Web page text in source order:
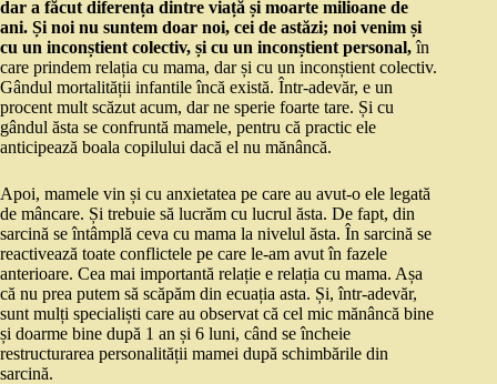
dar a făcut diferența dintre viață și moarte milioane de
ani. Și noi nu suntem doar noi, cei de astăzi; noi venim și
cu un inconștient colectiv, și cu un inconștient personal,în
care prindem relația cu mama, dar și cu un inconștient colectiv.
Gândul mortalității infantile încă există. Într-adevăr, e un
procent mult scăzut acum, dar ne sperie foarte tare. Și cu
gândul ăsta se confruntă mamele, pentru că practic ele
anticipează boala copilului dacă el nu mănâncă.
Apoi, mamele vin și cu anxietatea pe care au avut-o ele legată
de mâncare. Și trebuie să lucrăm cu lucrul ăsta. De fapt, din
sarcină se întâmplă ceva cu mama la nivelul ăsta. În sarcină se
reactivează toate conflictele pe care le-am avut în fazele
anterioare. Cea mai importantă relație e relația cu mama. Așa
că nu prea putem să scăpăm din ecuația asta. Și, într-adevăr,
sunt mulți specialiști care au observat că cel mic mănâncă bine
și doarme bine după 1 an și 6 luni, când se încheie
restructurarea personalității mamei după schimbările din
sarcină.